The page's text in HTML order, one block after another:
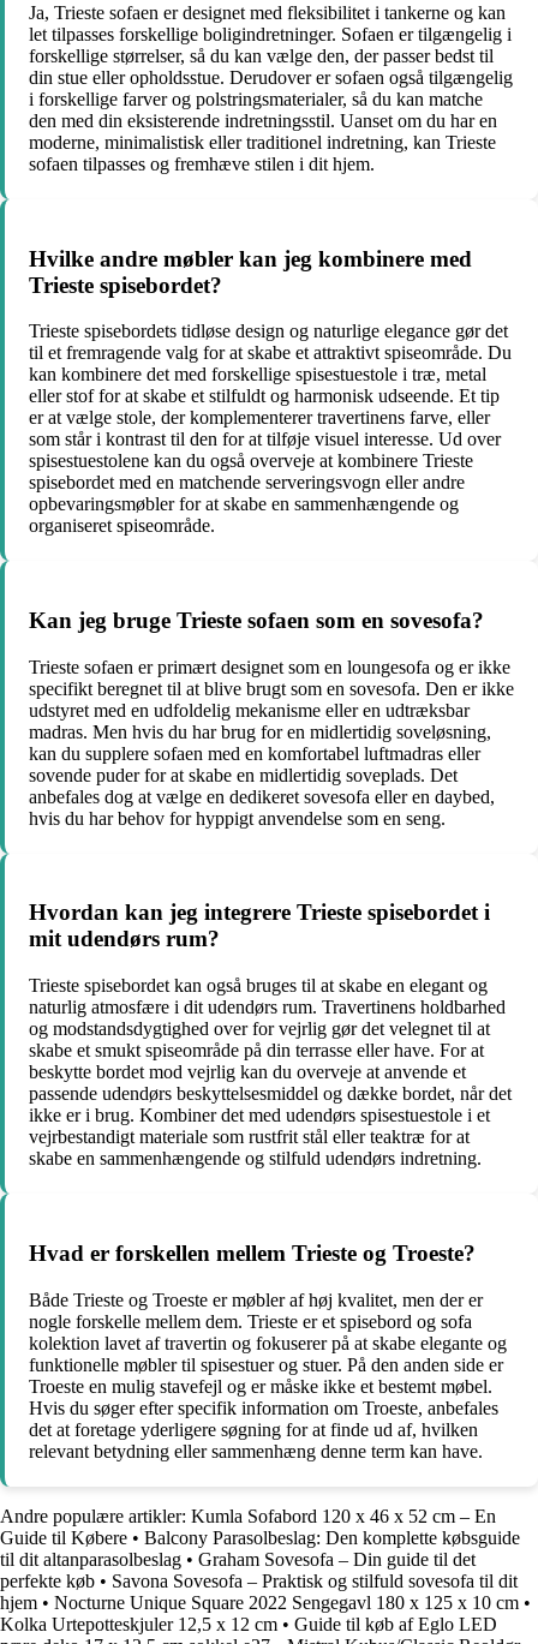
Ja, Trieste sofaen er designet med fleksibilitet i tankerne og kan
let tilpasses forskellige boligindretninger. Sofaen er tilgængelig i
forskellige størrelser, så du kan vælge den, der passer bedst til
din stue eller opholdsstue. Derudover er sofaen også tilgængelig
i forskellige farver og polstringsmaterialer, så du kan matche
den med din eksisterende indretningsstil. Uanset om du har en
moderne, minimalistisk eller traditionel indretning, kan Trieste
sofaen tilpasses og fremhæve stilen i dit hjem.
Hvilke andre møbler kan jeg kombinere med
Trieste spisebordet?
Trieste spisebordets tidløse design og naturlige elegance gør det
til et fremragende valg for at skabe et attraktivt spiseområde. Du
kan kombinere det med forskellige spisestuestole i træ, metal
eller stof for at skabe et stilfuldt og harmonisk udseende. Et tip
er at vælge stole, der komplementerer travertinens farve, eller
som står i kontrast til den for at tilføje visuel interesse. Ud over
spisestuestolene kan du også overveje at kombinere Trieste
spisebordet med en matchende serveringsvogn eller andre
opbevaringsmøbler for at skabe en sammenhængende og
organiseret spiseområde.
Kan jeg bruge Trieste sofaen som en sovesofa?
Trieste sofaen er primært designet som en loungesofa og er ikke
specifikt beregnet til at blive brugt som en sovesofa. Den er ikke
udstyret med en udfoldelig mekanisme eller en udtræksbar
madras. Men hvis du har brug for en midlertidig soveløsning,
kan du supplere sofaen med en komfortabel luftmadras eller
sovende puder for at skabe en midlertidig soveplads. Det
anbefales dog at vælge en dedikeret sovesofa eller en daybed,
hvis du har behov for hyppigt anvendelse som en seng.
Hvordan kan jeg integrere Trieste spisebordet i
mit udendørs rum?
Trieste spisebordet kan også bruges til at skabe en elegant og
naturlig atmosfære i dit udendørs rum. Travertinens holdbarhed
og modstandsdygtighed over for vejrlig gør det velegnet til at
skabe et smukt spiseområde på din terrasse eller have. For at
beskytte bordet mod vejrlig kan du overveje at anvende et
passende udendørs beskyttelsesmiddel og dække bordet, når det
ikke er i brug. Kombiner det med udendørs spisestuestole i et
vejrbestandigt materiale som rustfrit stål eller teaktræ for at
skabe en sammenhængende og stilfuld udendørs indretning.
Hvad er forskellen mellem Trieste og Troeste?
Både Trieste og Troeste er møbler af høj kvalitet, men der er
nogle forskelle mellem dem. Trieste er et spisebord og sofa
kolektion lavet af travertin og fokuserer på at skabe elegante og
funktionelle møbler til spisestuer og stuer. På den anden side er
Troeste en mulig stavefejl og er måske ikke et bestemt møbel.
Hvis du søger efter specifik information om Troeste, anbefales
det at foretage yderligere søgning for at finde ud af, hvilken
relevant betydning eller sammenhæng denne term kan have.
Andre populære artikler: Kumla Sofabord 120 x 46 x 52 cm – En
Guide til Købere • Balcony Parasolbeslag: Den komplette købsguide
til dit altanparasolbeslag • Graham Sovesofa – Din guide til det
perfekte køb • Savona Sovesofa – Praktisk og stilfuld sovesofa til dit
hjem • Nocturne Unique Square 2022 Sengegavl 180 x 125 x 10 cm •
Kolka Urtepotteskjuler 12,5 x 12 cm • Guide til køb af Eglo LED